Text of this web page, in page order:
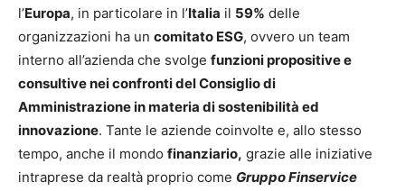
l’Europa, in particolare in l’Italia il 59% delle
organizzazioni ha un comitato ESG, ovvero un team
interno all’azienda che svolge funzioni propositive e
consultive nei confronti del Consiglio di
Amministrazione in materia di sostenibilità ed
innovazione. Tante le aziende coinvolte e, allo stesso
tempo, anche il mondo finanziario, grazie alle iniziative
intraprese da realtà proprio come Gruppo Finservice